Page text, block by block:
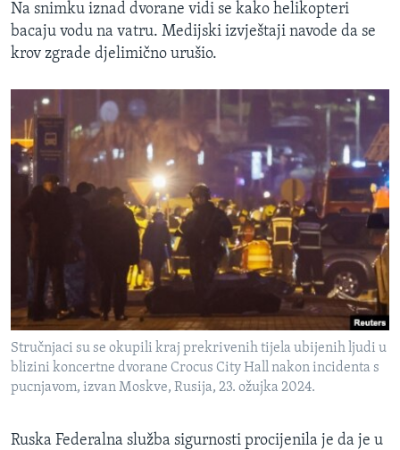
Na snimku iznad dvorane vidi se kako helikopteri
bacaju vodu na vatru. Medijski izvještaji navode da se
krov zgrade djelimično urušio.
Stručnjaci su se okupili kraj prekrivenih tijela ubijenih ljudi u
blizini koncertne dvorane Crocus City Hall nakon incidenta s
pucnjavom, izvan Moskve, Rusija, 23. ožujka 2024.
Ruska Federalna služba sigurnosti procijenila je da je u